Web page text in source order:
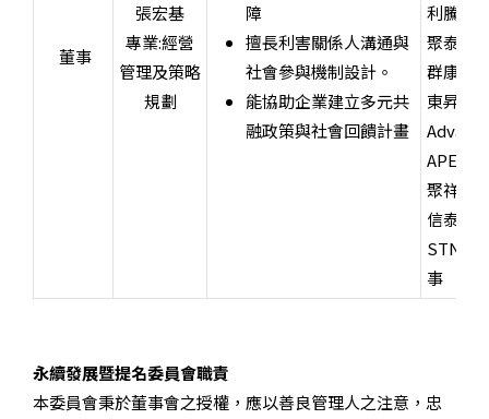
董事
張宏基
專業:經營
管理及策略
規劃
障
擅長利害關係人溝通與
社會參與機制設計。
能協助企業建立多元共
融政策與社會回饋計畫
利騰國
聚泰投
群康生
東昇應
APET
聚祥投
信泰利
STNC
事
永續發展暨提名委員會職責
本委員會秉於董事會之授權，應以善良管理人之注意，忠